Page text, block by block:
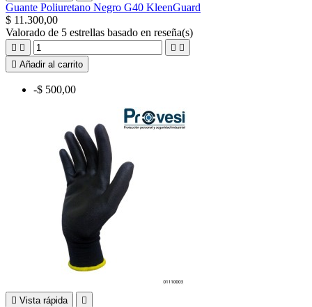
Guante Poliuretano Negro G40 KleenGuard
$ 11.300,00
Valorado de 5 estrellas basado en reseña(s)
   
 Añadir al carrito
-$ 500,00
 Vista rápida 